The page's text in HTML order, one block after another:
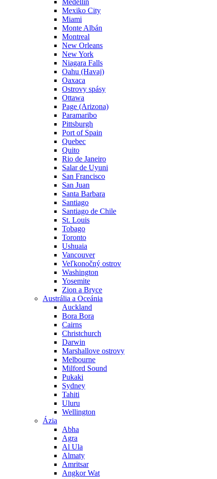
Medellin
Mexiko City
Miami
Monte Albán
Montreal
New Orleans
New York
Niagara Falls
Oahu (Havaj)
Oaxaca
Ostrovy spásy
Ottawa
Page (Arizona)
Paramaribo
Pittsburgh
Port of Spain
Quebec
Quito
Rio de Janeiro
Salar de Uyuni
San Francisco
San Juan
Santa Barbara
Santiago
Santiago de Chile
St. Louis
Tobago
Toronto
Ushuaia
Vancouver
Veľkonočný ostrov
Washington
Yosemite
Zion a Bryce
Austrália a Oceánia
Auckland
Bora Bora
Cairns
Christchurch
Darwin
Marshallove ostrovy
Melbourne
Milford Sound
Pukaki
Sydney
Tahiti
Uluru
Wellington
Ázia
Abha
Agra
Al Ula
Almaty
Amritsar
Angkor Wat